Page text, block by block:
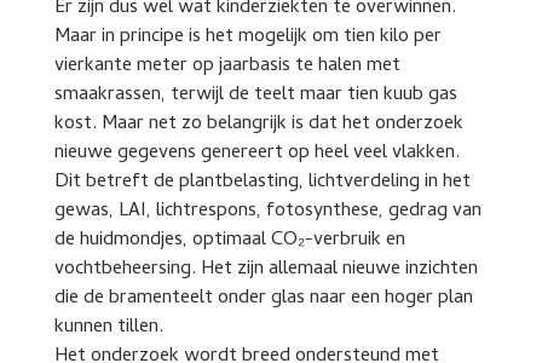
Er zijn dus wel wat kinderziekten te overwinnen.
Maar in principe is het mogelijk om tien kilo per
vierkante meter op jaarbasis te halen met
smaakrassen, terwijl de teelt maar tien kuub gas
kost. Maar net zo belangrijk is dat het onderzoek
nieuwe gegevens genereert op heel veel vlakken.
Dit betreft de plantbelasting, lichtverdeling in het
gewas, LAI, lichtrespons, fotosynthese, gedrag van
de huidmondjes, optimaal CO₂-verbruik en
vochtbeheersing. Het zijn allemaal nieuwe inzichten
die de bramenteelt onder glas naar een hoger plan
kunnen tillen.